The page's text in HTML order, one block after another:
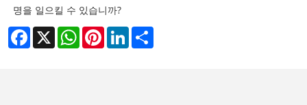
명을 일으킬 수 있습니까?
Facebook
X WhatsAppPinterestLinkedIn